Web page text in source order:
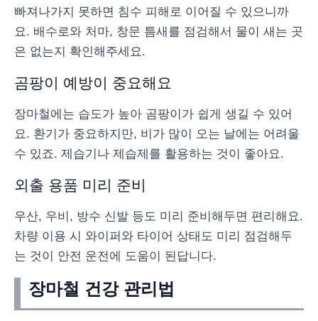
빠져나가지 못하면 침수 피해로 이어질 수 있으니까
요. 배수로와 처마, 창문 틈새를 점검해서 물이 새는 곳
은 없는지 확인해주세요.
곰팡이 예방이 중요해요
장마철에는 습도가 높아 곰팡이가 쉽게 생길 수 있어
요. 환기가 중요하지만, 비가 많이 오는 날에는 어려울
수 있죠. 제습기나 제습제를 활용하는 것이 좋아요.
외출 용품 미리 준비
우산, 우비, 방수 신발 등도 미리 준비해두면 편리해요.
차량 이용 시 와이퍼와 타이어 상태도 미리 점검해두
는 것이 안전 운전에 도움이 된답니다.
장마철 건강 관리법